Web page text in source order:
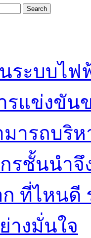
ระบบไ
แข่งขัน
ารถบริ
รชั้นนำ
ที่ไหนดี
างมั่นใจ